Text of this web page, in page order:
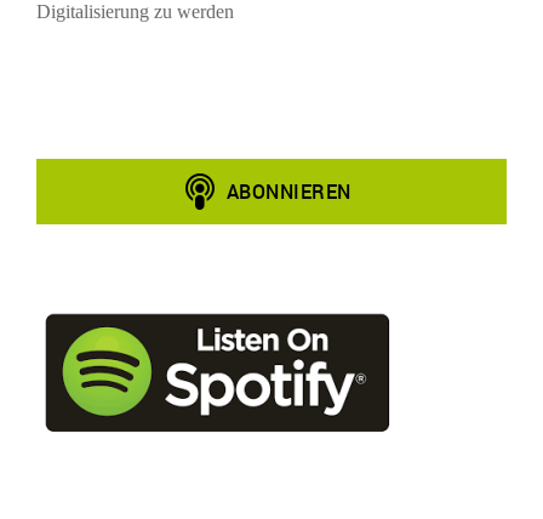
Digitalisierung zu werden